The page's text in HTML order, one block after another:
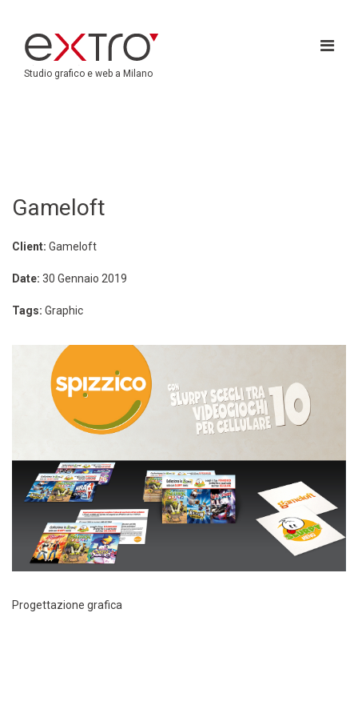
Studio grafico e web a Milano
Gameloft
Client: Gameloft
Date: 30 Gennaio 2019
Tags: Graphic
Progettazione grafica